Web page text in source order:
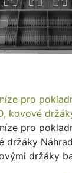
pro
kovové
pro
držáky
držáky